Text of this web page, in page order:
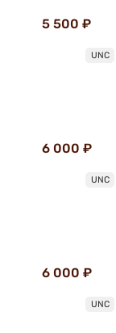
5 500 ₽
UNC
6 000 ₽
UNC
6 000 ₽
UNC